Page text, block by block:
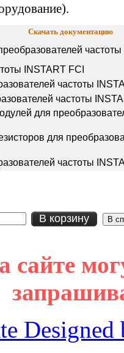
Скачать документацию
INSTART FCI
частоты
частоты
для
для
частоты
В корзину
Designed